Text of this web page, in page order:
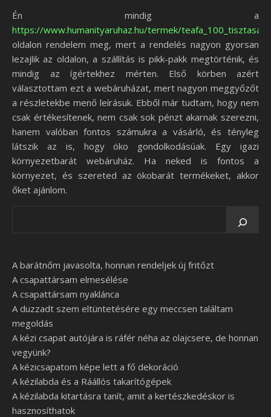
Én mindig a
https://www.humanityaruhaz.hu/termek/
oldalon rendelem meg, mert a rendelés nagyon gyorsan
lezajlik az oldalon, a szállítás is pikk-pakk megtörténik, és
mindig az ígértekhez mérten. Első körben azért
választottam ezt a webáruházat, mert nagyon meggyőzőt
a részletekbe menő leírásuk. Ebből már tudtam, hogy nem
csak értékesítenek, nem csak sok pénzt akarnak szerezni,
hanem valóban fontos számukra a vásárló, és tényleg
látszik az is, hogy öko gondolkodásúak. Egy igazi
környezetbarát webáruház. Ha neked is fontos a
környezet, és szereted az ökobarát termékeket, akkor
őket ajánlom.
A barátnőm javasolta, honnan rendeljek új fritőzt
A csapattársam elmesélése
A csapattársam nyaklánca
A duzzadt szem eltüntetésére egy meccsen találtam
megoldás
A kézi csapat autójára is ráfér néha az olajcsere, de honnan
vegyünk?
A kézicsapatom képe lett a fő dekoráció
A kézilabda és a Ráállós takarítógépek
A kézilabda kitartásra tanít, amit a kertészkedéskor is
hasznosíthatok